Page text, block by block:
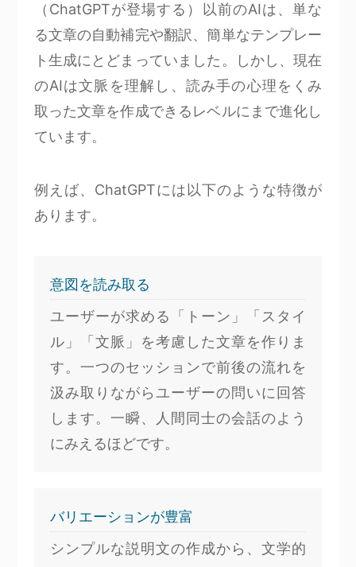
（ChatGPTが登場する）以前のAIは、単な
る文章の自動補完や翻訳、簡単なテンプレー
ト生成にとどまっていました。しかし、現在
のAIは文脈を理解し、読み手の心理をくみ
取った文章を作成できるレベルにまで進化し
ています。
例えば、ChatGPTには以下のような特徴が
あります。
意図を読み取る
ユーザーが求める「トーン」「スタイ
ル」「文脈」を考慮した文章を作りま
す。一つのセッションで前後の流れを
汲み取りながらユーザーの問いに回答
します。一瞬、人間同士の会話のよう
にみえるほどです。
バリエーションが豊富
シンプルな説明文の作成から、文学的